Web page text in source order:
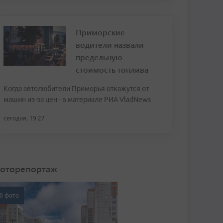
Приморские
водители назвали
предельную
стоимость топлива
Когда автолюбители Приморья откажутся от
машин из-за цен - в материале РИА VladNews
сегодня, 19:27
фото